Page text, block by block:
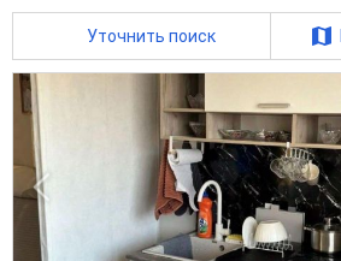
Уточнить поиск